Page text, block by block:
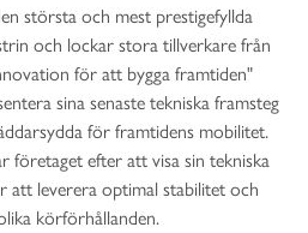
största och mest prestigefyllda
och lockar stora tillverkare från
för att bygga framtiden"
sina senaste tekniska framsteg
för framtidens mobilitet.
företaget efter att visa sin tekniska
att leverera optimal stabilitet och
körförhållanden.